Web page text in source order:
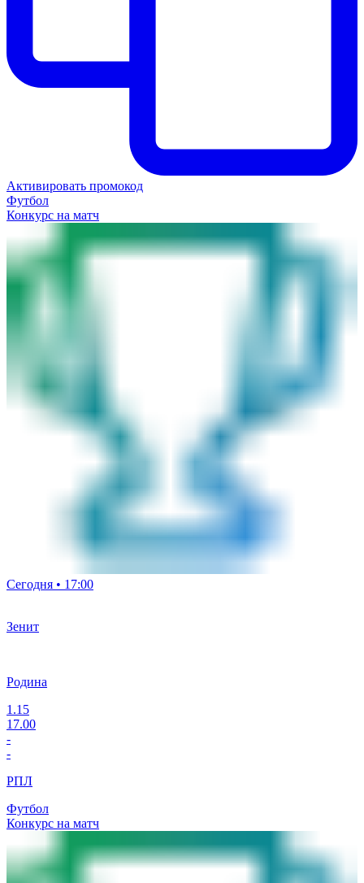
Активировать промокод
Футбол
Конкурс на матч
Сегодня • 17:00
Зенит
Родина
1.15
17.00
-
-
РПЛ
Футбол
Конкурс на матч